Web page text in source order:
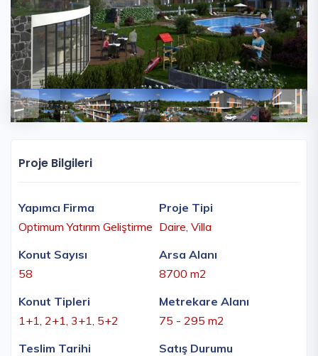
Proje Bilgileri
Yapımcı Firma
Optimum Yatırım Geliştirme
Proje Tipi
Daire, Villa
Konut Sayısı
58
Arsa Alanı
8700 m2
Konut Tipleri
1+1, 2+1, 3+1, 5+2
Metrekare Alanı
75 - 295 m2
Teslim Tarihi
Satış Durumu